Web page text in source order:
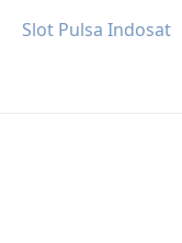
Slot Pulsa Indosat